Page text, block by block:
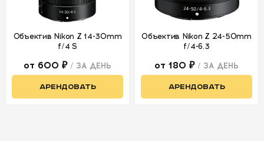
Объектив Nikon Z 14-30mm
f/4 S
от 600 ₽ / ЗА ДЕНЬ
АРЕНДОВАТЬ
Объектив Nikon Z 24-50mm
f/4-6.3
от 180 ₽ / ЗА ДЕНЬ
АРЕНДОВАТЬ